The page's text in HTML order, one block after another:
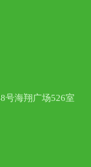
号海翔广场526室